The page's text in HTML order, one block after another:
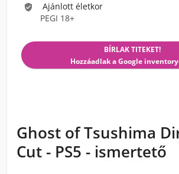

Ajánlott életkor
PEGI 18+
BÍRLAK TITEKET!
Hozzáadlak a Google
Ghost of Tsushima
Cut - PS5 - ismertető